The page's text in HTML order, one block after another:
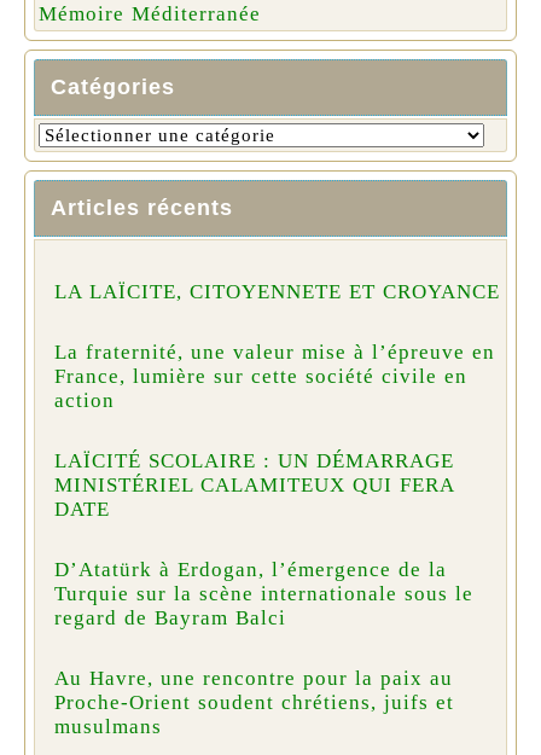
Mémoire Méditerranée
Catégories
Articles récents
LA LAÏCITE, CITOYENNETE ET CROYANCE
La fraternité, une valeur mise à l’épreuve en
France, lumière sur cette société civile en
action
LAÏCITÉ SCOLAIRE : UN DÉMARRAGE
MINISTÉRIEL CALAMITEUX QUI FERA
DATE
D’Atatürk à Erdogan, l’émergence de la
Turquie sur la scène internationale sous le
regard de Bayram Balci
Au Havre, une rencontre pour la paix au
Proche-Orient soudent chrétiens, juifs et
musulmans